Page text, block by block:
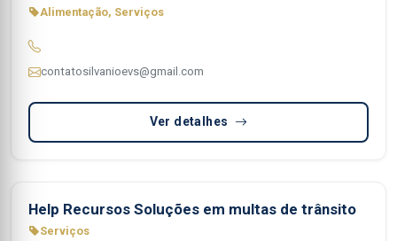
Alimentação, Serviços
contatosilvanioevs@gmail.com
Ver detalhes
Help Recursos Soluções em multas de trânsito
Serviços